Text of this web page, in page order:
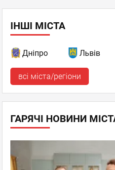
ІНШІ МІСТА
Дніпро Львів
всі міста/регіони
ГАРЯЧІ НОВИНИ